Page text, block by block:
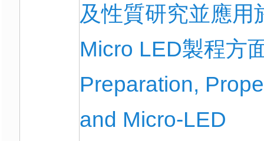
及性質研究並應用
Micro LED製程方
Preparation,
and Micro-LED